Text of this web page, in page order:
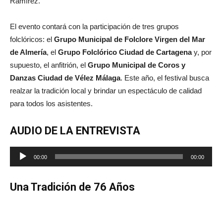
El evento contará con la participación de tres grupos
folclóricos: el Grupo Municipal de Folclore Virgen del Mar
de Almería, el Grupo Folclórico Ciudad de Cartagenay, por
supuesto, el anfitrión, el Grupo Municipal de Coros y
Danzas Ciudad de Vélez Málaga. Este año, el festival busca
realzar la tradición local y brindar un espectáculo de calidad
para todos los asistentes.
AUDIO DE LA ENTREVISTA
Reproductor
de
00:00 00:00
Una Tradición de 76 Años